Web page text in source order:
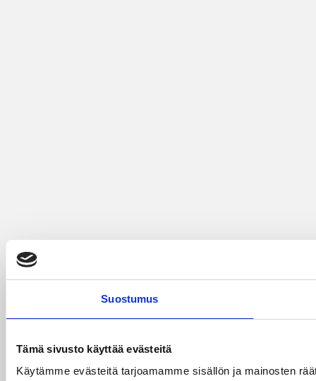
Suostumus
Tämä sivusto käyttää evästeitä
Käytämme evästeitä tarjoamamme sisällön ja mainosten